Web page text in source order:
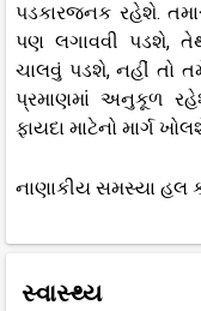
પડકારજનક રહેશે.
પણ લગાવવી પડશે,
ચાલવું પડશે, નહીં તો તમે
પ્રમાણમાં અનુકૂળ
ફાયદા માટેનો માર્ગ
નાણાકીય સમસ્યા હલ
સ્વાસ્થ્ય